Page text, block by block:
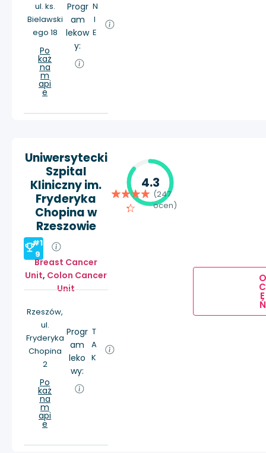
ul. ks.
Bielawski
ego 18
Po
każ
na
m
api
e
Progr
am
lekow
y:
N
I
E
Uniwersytecki
Szpital
Kliniczny im.
Fryderyka
Chopina w
Rzeszowie
#1
9
Breast Cancer
Unit, Colon Cancer
Unit
Rzeszów,
ul.
Fryderyka
Chopina
2
Po
każ
na
m
api
e
Progr
am
leko
wy:
T
A
K
4.3
(247
ocen)
O
C
E
Ń